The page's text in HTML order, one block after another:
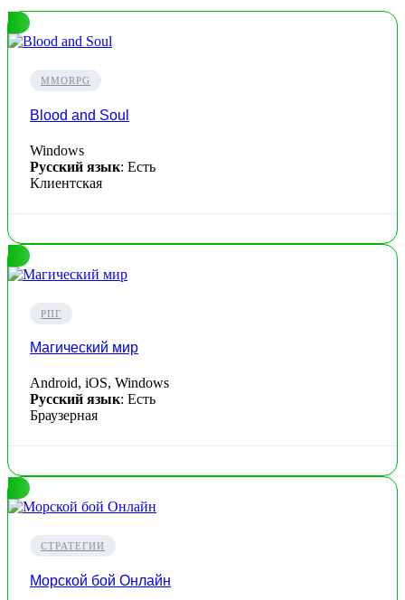
MMORPG
Blood and Soul
Windows
Русский язык: Есть
Клиентская
РПГ
Магический мир
Android, iOS, Windows
Русский язык: Есть
Браузерная
СТРАТЕГИИ
Морской бой Онлайн